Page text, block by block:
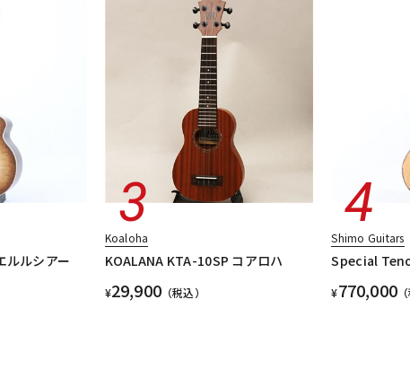
ルルシアー
Koaloha
KOALANA KTA-10SP コアロハ
¥29,900 （税込）
Shimo Guitars
Special
¥770,000